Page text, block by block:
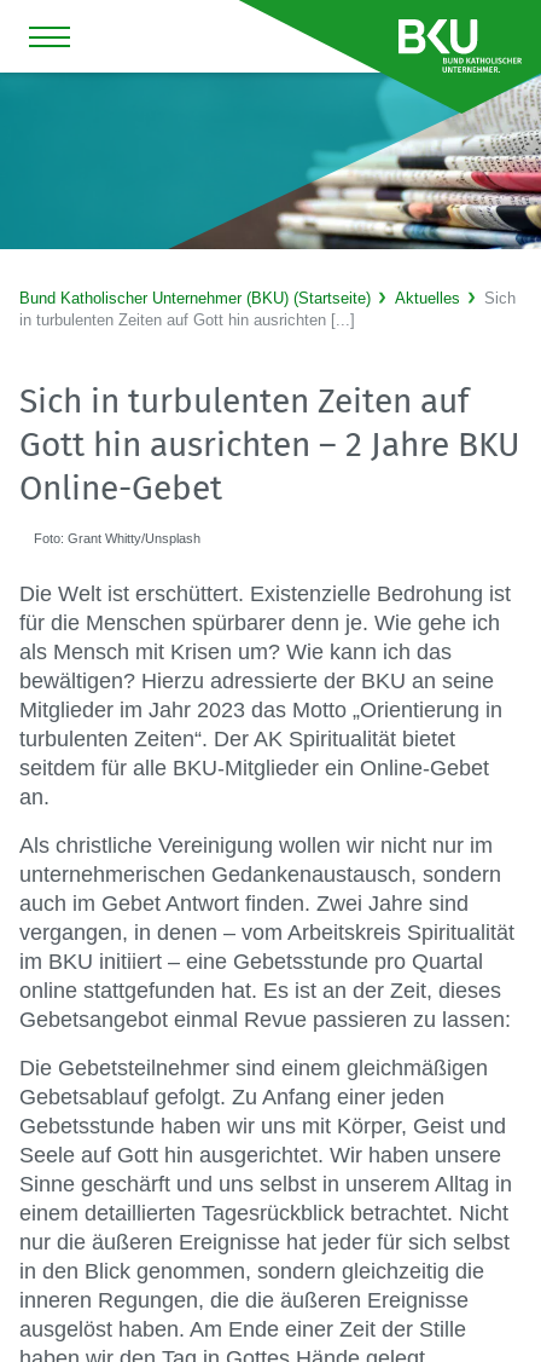
Bund Katholischer Unternehmer (BKU) (Startseite) Aktuelles
Sich
in turbulenten Zeiten auf Gott hin ausrichten [...]
Sich in turbulenten Zeiten auf
Gott hin ausrichten – 2 Jahre BKU
Online-Gebet
Foto: Grant Whitty/Unsplash
Die Welt ist erschüttert. Existenzielle Bedrohung ist
für die Menschen spürbarer denn je. Wie gehe ich
als Mensch mit Krisen um? Wie kann ich das
bewältigen? Hierzu adressierte der BKU an seine
Mitglieder im Jahr 2023 das Motto „Orientierung in
turbulenten Zeiten“. Der AK Spiritualität bietet
seitdem für alle BKU-Mitglieder ein Online-Gebet
an.
Als christliche Vereinigung wollen wir nicht nur im
unternehmerischen Gedankenaustausch, sondern
auch im Gebet Antwort finden. Zwei Jahre sind
vergangen, in denen – vom Arbeitskreis Spiritualität
im BKU initiiert – eine Gebetsstunde pro Quartal
online stattgefunden hat. Es ist an der Zeit, dieses
Gebetsangebot einmal Revue passieren zu lassen:
Die Gebetsteilnehmer sind einem gleichmäßigen
Gebetsablauf gefolgt. Zu Anfang einer jeden
Gebetsstunde haben wir uns mit Körper, Geist und
Seele auf Gott hin ausgerichtet. Wir haben unsere
Sinne geschärft und uns selbst in unserem Alltag in
einem detaillierten Tagesrückblick betrachtet. Nicht
nur die äußeren Ereignisse hat jeder für sich selbst
in den Blick genommen, sondern gleichzeitig die
inneren Regungen, die die äußeren Ereignisse
ausgelöst haben. Am Ende einer Zeit der Stille